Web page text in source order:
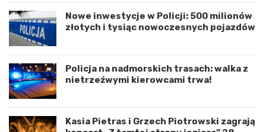
r
d
y
n
a
c
j
ę
r
z
n
i
e
d
r
o
g
o
w
p
Nowe inwestycje w Policji: 500 milionów
złotych i tysiąc nowoczesnych pojazdów
Policja na nadmorskich trasach: walka z
nietrzeźwymi kierowcami trwa!
Kasia Pietras i Grzech Piotrowski zagrają